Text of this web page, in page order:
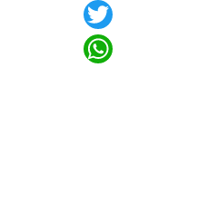
Twitter
WhatsApp